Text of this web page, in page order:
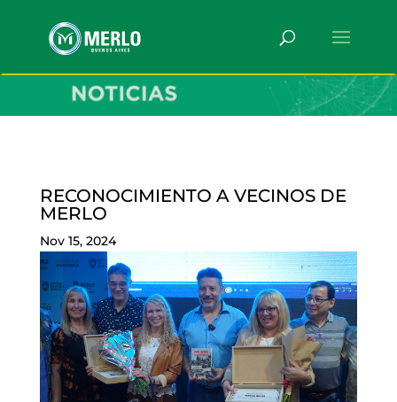
RECONOCIMIENTO A VECINOS DE
MERLO
Nov 15, 2024